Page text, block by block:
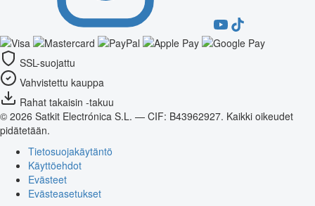
SSL-suojattu
Vahvistettu kauppa
Rahat takaisin -takuu
© 2026 Satkit Electrónica S.L. — CIF: B43962927. Kaikki oikeudet
pidätetään.
Tietosuojakäytäntö
Käyttöehdot
Evästeet
Evästeasetukset